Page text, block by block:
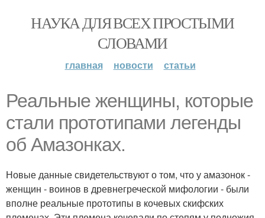
НАУКА ДЛЯ ВСЕХ ПРОСТЫМИ
СЛОВАМИ
главная новости статьи
Реальные женщины, которые
стали прототипами легенды
об Амазонках.
Новые данные свидетельствуют о том, что у амазонок -
женщин - воинов в древнегреческой мифологии - были
вполне реальные прототипы в кочевых скифских